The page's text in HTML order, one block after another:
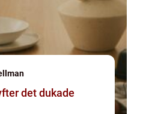
det dukade